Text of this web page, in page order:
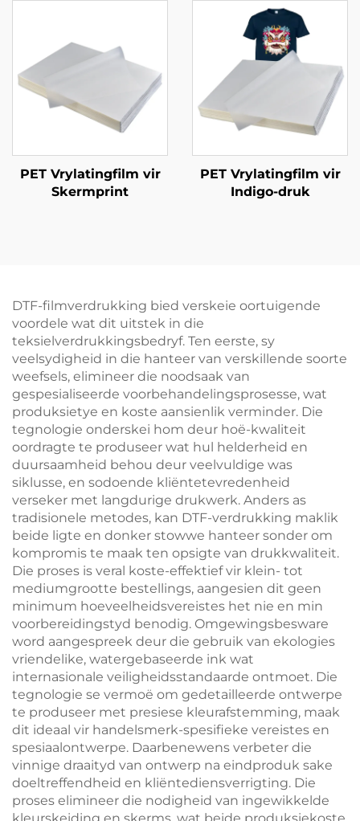
PET Vrylatingfilm vir
Skermprint
PET Vrylatingfilm vir
Indigo-druk
DTF-filmverdrukking bied verskeie oortuigende
voordele wat dit uitstek in die
teksielverdrukkingsbedryf. Ten eerste, sy
veelsydigheid in die hanteer van verskillende soorte
weefsels, elimineer die noodsaak van
gespesialiseerde voorbehandelingsprosesse, wat
produksietye en koste aansienlik verminder. Die
tegnologie onderskei hom deur hoë-kwaliteit
oordragte te produseer wat hul helderheid en
duursaamheid behou deur veelvuldige was
siklusse, en sodoende kliëntetevredenheid
verseker met langdurige drukwerk. Anders as
tradisionele metodes, kan DTF-verdrukking maklik
beide ligte en donker stowwe hanteer sonder om
kompromis te maak ten opsigte van drukkwaliteit.
Die proses is veral koste-effektief vir klein- tot
mediumgrootte bestellings, aangesien dit geen
minimum hoeveelheidsvereistes het nie en min
voorbereidingstyd benodig. Omgewingsbesware
word aangespreek deur die gebruik van ekologies
vriendelike, watergebaseerde ink wat
internasionale veiligheidsstandaarde ontmoet. Die
tegnologie se vermoë om gedetailleerde ontwerpe
te produseer met presiese kleurafstemming, maak
dit ideaal vir handelsmerk-spesifieke vereistes en
spesiaalontwerpe. Daarbenewens verbeter die
vinnige draaityd van ontwerp na eindproduk sake
doeltreffendheid en kliëntediensverrigting. Die
proses elimineer die nodigheid van ingewikkelde